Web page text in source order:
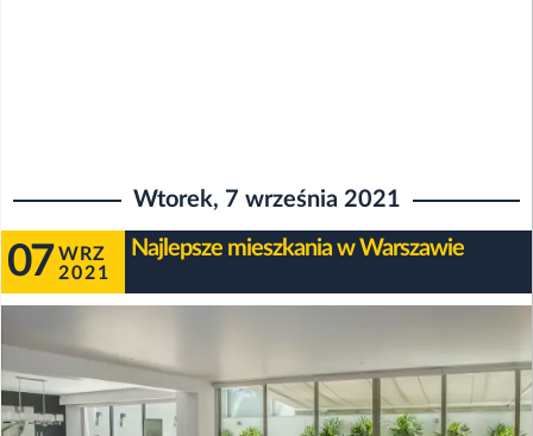
Wtorek, 7 września 2021
07 WRZ
2021
Najlepsze mieszkania w Warszawie